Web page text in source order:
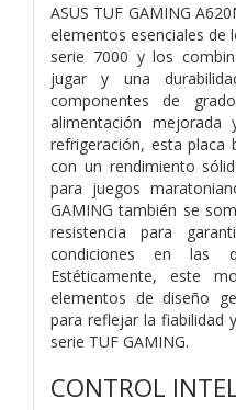
ASUS TUF GAMING
elementos esenciales de
serie 7000 y los
jugar y una
componentes de
alimentación
refrigeración, esta placa
con un rendimiento
para juegos
GAMING también se
resistencia para
condiciones en las
Estéticamente, este
elementos de diseño
para reflejar la fiabilidad
serie TUF GAMING.
CONTROL